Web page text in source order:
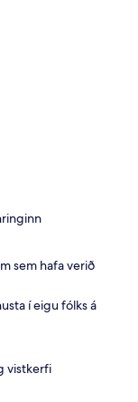
sem hafa verið
í eigu fólks á
vistkerfi